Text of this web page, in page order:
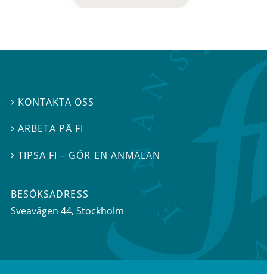
 KONTAKTA OSS
ARBETA PÅ FI
TIPSA FI – GÖR EN ANMÄLAN
BESÖKSADRESS
Sveavägen 44, Stockholm